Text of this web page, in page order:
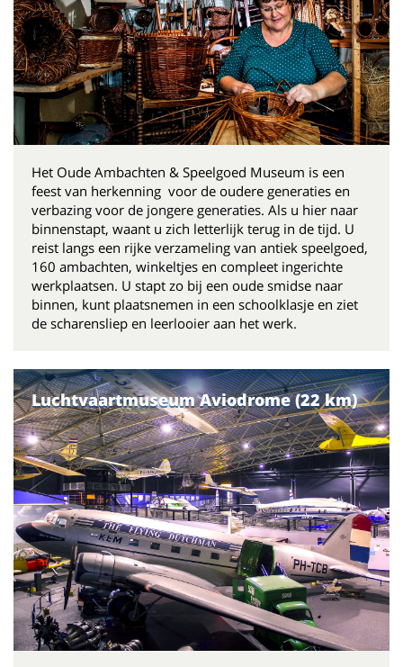
Het Oude Ambachten & Speelgoed Museum is een
feest van herkenning voor de oudere generaties en
verbazing voor de jongere generaties. Als u hier naar
binnenstapt, waant u zich letterlijk terug in de tijd. U
reist langs een rijke verzameling van antiek speelgoed,
160 ambachten, winkeltjes en compleet ingerichte
werkplaatsen. U stapt zo bij een oude smidse naar
binnen, kunt plaatsnemen in een schoolklasje en ziet
de scharensliep en leerlooier aan het werk.
Luchtvaartmuseum Aviodrome (22 km)